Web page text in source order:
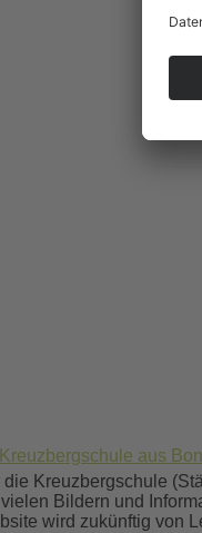
aus
die Kreuzbergschule
vielen Bildern und
wird zukünftig von